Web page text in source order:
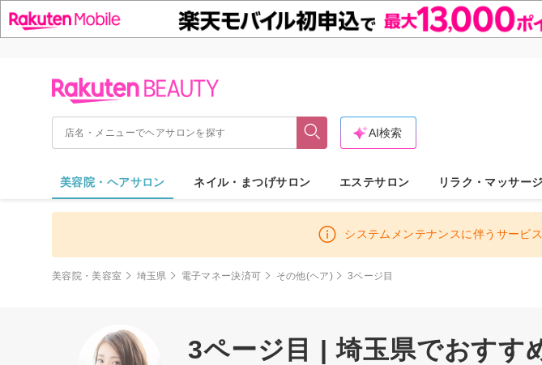
AI検索
美容院・ヘアサロン ネイル・まつげサロン エステサロン リラク・マッサー
システムメンテナンスに伴うサービ
美容院・美容室 埼玉県 電子マネー決済可 その他(ヘア) 3ページ目
3ページ目 | 埼玉県でおすす